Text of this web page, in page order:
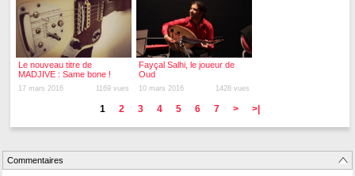
Le nouveau titre de
MADJIVE : Same bone !
17 mars 2016 1169 vues
Fayçal Salhi, le joueur de
Oud
10 mars 2016 1428 vues
1 2 3 4 5 6 7 > >|
Commentaires